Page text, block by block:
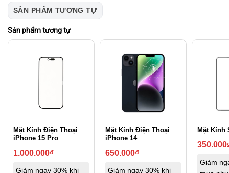
SẢN PHẨM TƯƠNG TỰ
Sản phẩm tương tự
Mặt Kính Điện Thoại
iPhone 15 Pro
1.000.000₫
Giảm ngay 30% khi
Mặt Kính Điện Thoại
iPhone 14
650.000₫
Giảm ngay 30% khi
Mặt Kính
350.000
Giảm